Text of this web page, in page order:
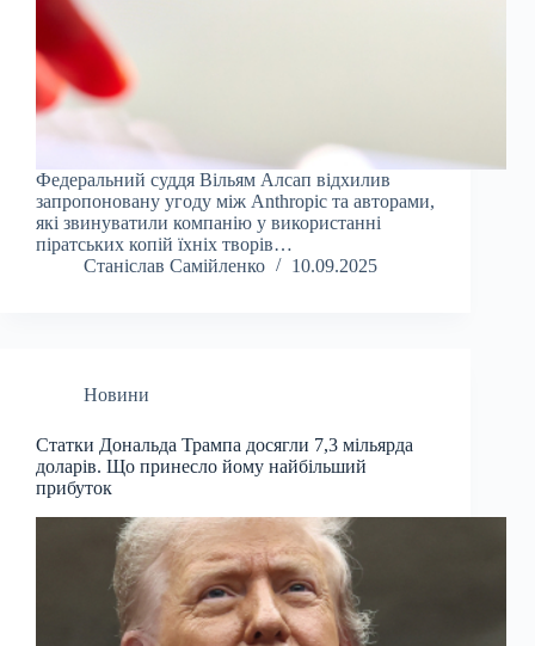
Федеральний суддя Вільям Алсап відхилив
запропоновану угоду між Anthropic та авторами,
які звинуватили компанію у використанні
піратських копій їхніх творів…
Станіслав Самійленко
10.09.2025
Новини
Статки Дональда Трампа досягли 7,3 мільярда
доларів. Що принесло йому найбільший
прибуток